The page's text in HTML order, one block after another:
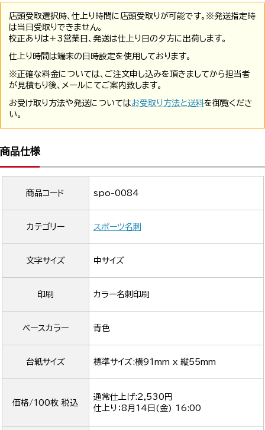
店頭受取選択時、仕上り時間に店頭受取りが可能です。※発送指定時
は当日受取りできません。
校正ありは+3営業日、発送は仕上り日の夕方に出荷します。
仕上り時間は端末の日時設定を使用しております。
※正確な料金については、ご注文申し込みを頂きましてから担当者
が見積もり後、メールにてご案内致します。
お受け取り方法や発送についてはお受取り方法と送料を御覧くださ
い。
商品仕様
商品コード spo-0084
カテゴリー スポーツ名刺
文字サイズ 中サイズ
印刷 カラー名刺印刷
ベースカラー 青色
台紙サイズ 標準サイズ:横91mm x 縦55mm
価格/100枚 税込
通常仕上げ:2,530円
仕上り：8月14日(金) 16:00